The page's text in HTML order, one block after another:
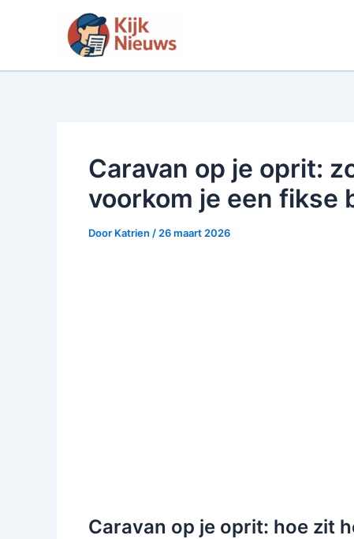
inhoud
Caravan op je oprit:
voorkom je een fikse
Door Katrien / 26 maart 2026
Caravan op je oprit: hoe zit